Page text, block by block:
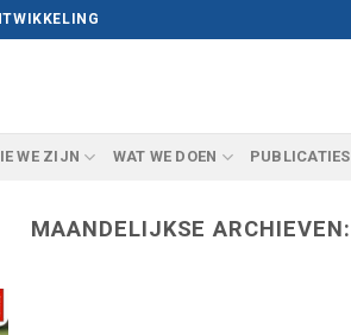
WE ZIJN WAT WE DOEN PUBLICATIES
MAANDELIJKSE ARCHIEVEN: